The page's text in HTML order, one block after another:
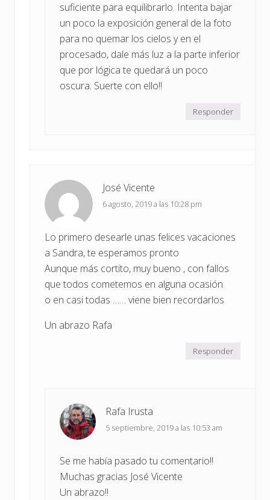
suficiente para equilibrarlo. Intenta bajar
un poco la exposición general de la foto
para no quemar los cielos y en el
procesado, dale más luz a la parte inferior
que por lógica te quedará un poco
oscura. Suerte con ello!!
Responder
José Vicente
6 agosto, 2019 a las 10:28 pm
Lo primero desearle unas felices vacaciones
a Sandra, te esperamos pronto
Aunque más cortito, muy bueno , con fallos
que todos cometemos en alguna ocasión
o en casi todas …… viene bien recordarlos
Un abrazo Rafa
Responder
Rafa Irusta
5 septiembre, 2019 a las 10:53 am
Se me había pasado tu comentario!!
Muchas gracias José Vicente
Un abrazo!!